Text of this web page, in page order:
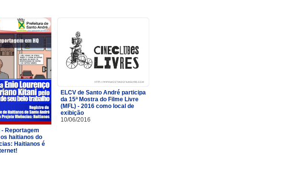
Reportagem
haitianos do
Haitianos é
ELCV de Santo André participa
da 15ª Mostra do Filme Livre
(MFL) - 2016 como local de
exibição
10/06/2016